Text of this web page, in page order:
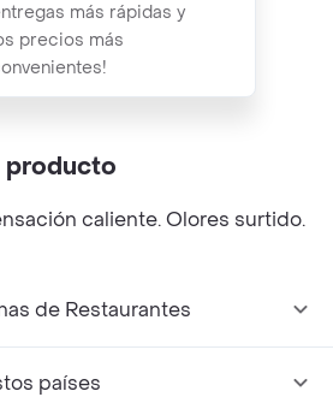
más rápidas y
precios más
En Sobre
producto
caliente. Olores surtido.
de Restaurantes
países